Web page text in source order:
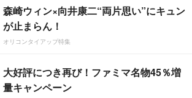
森崎ウィン×向井康二“両片思い”にキュン
が止まらん！
オリコンタイアップ特集
大好評につき再び！ファミマ名物45％増
量キャンペーン